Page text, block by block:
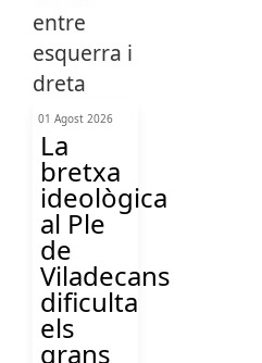
01 Agost 2026
La
bretxa
ideològica
al Ple
de
Viladecans
dificulta
els
grans